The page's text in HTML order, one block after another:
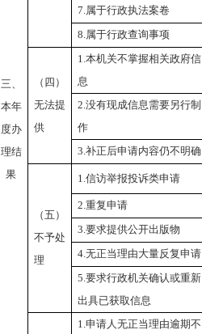
三、
本年
度办
理结
果
7.属于行政执法案卷
8.属于行政查询事项
（四）
无法提
供
1.本机关不掌握相关政府信
息
2.没有现成信息需要另行制
作
3.补正后申请内容仍不明确
（五）
不予处
理
1.信访举报投诉类申请
2.重复申请
3.要求提供公开出版物
4.无正当理由大量反复申请
5.要求行政机关确认或重新
出具已获取信息
1.申请人无正当理由逾期不